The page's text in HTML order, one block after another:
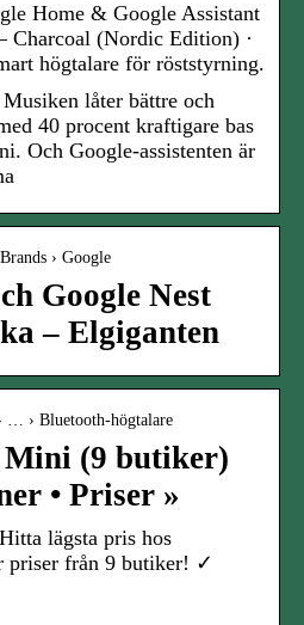
Home & Google Assistant
(Nordic Edition) ·
högtalare för röststyrning.
låter bättre och
40 procent kraftigare bas
Och Google-assistenten är
› Google
Google Nest
– Elgiganten
… › Bluetooth-högtalare
Mini (9 butiker)
• Priser »
lägsta pris hos
priser från 9 butiker! ✓